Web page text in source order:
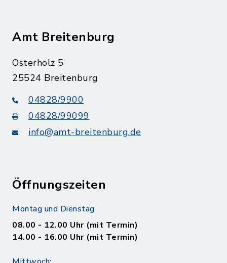
Amt Breitenburg
Osterholz 5
25524 Breitenburg
04828/9900
04828/99099
info@amt-breitenburg.de
Öffnungszeiten
Montag und Dienstag
08.00 - 12.00 Uhr (mit Termin)
14.00 - 16.00 Uhr (mit Termin)